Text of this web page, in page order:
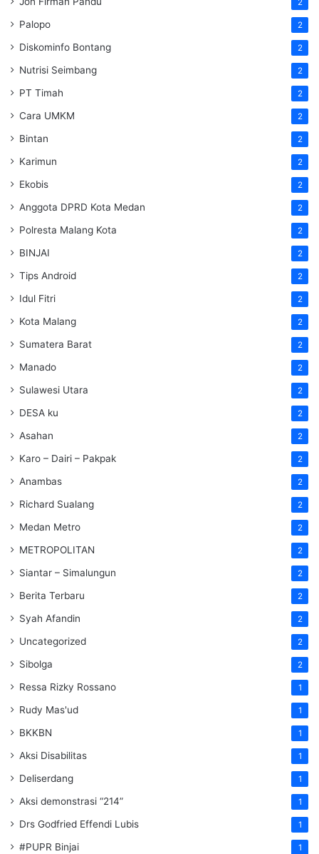
2
Palopo 2
Diskominfo Bontang 2
Nutrisi Seimbang 2
PT Timah 2
Cara UMKM 2
Bintan 2
Karimun 2
Ekobis 2
Anggota DPRD Kota Medan 2
Polresta Malang Kota 2
BINJAI 2
Tips Android 2
Idul Fitri 2
Kota Malang 2
Sumatera Barat 2
Manado 2
Sulawesi Utara 2
DESA ku 2
Asahan 2
Karo – Dairi – Pakpak 2
Anambas 2
Richard Sualang 2
Medan Metro 2
METROPOLITAN 2
Siantar – Simalungun 2
Berita Terbaru 2
Syah Afandin 2
Uncategorized 2
Sibolga 2
Ressa Rizky Rossano 1
Rudy Mas'ud 1
BKKBN 1
Aksi Disabilitas 1
Deliserdang 1
Aksi demonstrasi “214” 1
Drs Godfried Effendi Lubis 1
#PUPR Binjai 1